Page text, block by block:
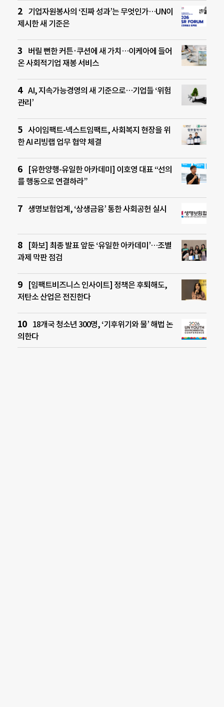
기업자원봉사의 ‘진짜 성과’는 무엇인가…UN이
제시한 새 기준은
버릴 뻔한 커튼·쿠션에 새 가치…이케아에 들어
온 사회적기업 재봉 서비스
AI, 지속가능경영의 새 기준으로…기업들 ‘위험
관리’
사이임팩트-넥스트임팩트, 사회복지 현장을 위
한 AI 리빙랩 업무 협약 체결
[유한양행-유일한 아카데미] 이호영 대표 “선의
를 행동으로 연결하라”
생명보험업계, ‘상생금융’ 통한 사회공헌 실시
[화보] 최종 발표 앞둔 ‘유일한 아카데미’…조별
과제 막판 점검
[임팩트비즈니스 인사이트] 정책은 후퇴해도,
저탄소 산업은 전진한다
18개국 청소년 300명, ‘기후위기와 물’ 해법 논
의한다